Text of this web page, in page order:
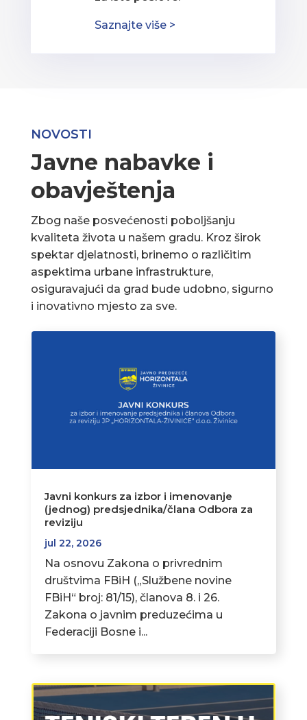
Saznajte više >
NOVOSTI
Javne nabavke i
obavještenja
Zbog naše posvećenosti poboljšanju
kvaliteta života u našem gradu. Kroz širok
spektar djelatnosti, brinemo o različitim
aspektima urbane infrastrukture,
osiguravajući da grad bude udobno, sigurno
i inovativno mjesto za sve.
Javni konkurs za izbor i imenovanje
(jednog) predsjednika/člana Odbora za
reviziju
jul 22, 2026
Na osnovu Zakona o privrednim
društvima FBiH („Službene novine
FBiH“ broj: 81/15), članova 8. i 26.
Zakona o javnim preduzećima u
Federaciji Bosne i...